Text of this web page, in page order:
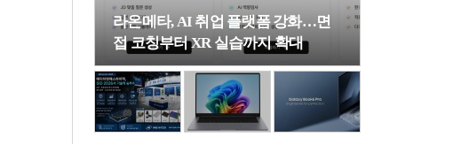
라온메타, AI 취업 플랫폼 강화…면
접 코칭부터 XR 실습까지 확대